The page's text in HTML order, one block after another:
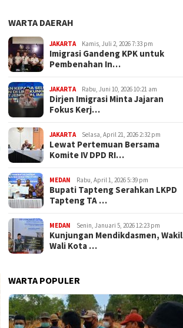
WARTA DAERAH
JAKARTA Kamis, Juli 2, 2026 7:33 pm
Imigrasi Gandeng KPK untuk
Pembenahan In…
JAKARTA Rabu, Juni 10, 2026 10:21 am
Dirjen Imigrasi Minta Jajaran
Fokus Kerj…
JAKARTA Selasa, April 21, 2026 2:32 pm
Lewat Pertemuan Bersama
Komite IV DPD RI…
MEDAN Rabu, April 1, 2026 5:39 pm
Bupati Tapteng Serahkan LKPD
Tapteng TA …
MEDAN Senin, Januari 5, 2026 12:23 pm
Kunjungan Mendikdasmen, Wakil
Wali Kota …
WARTA POPULER